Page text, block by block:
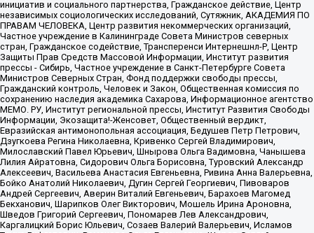
инициатив и социального партнерства, Гражданское действие, Центр
независимых социологических исследований, Сутяжник, АКАДЕМИЯ ПО
ПРАВАМ ЧЕЛОВЕКА, Центр развития некоммерческих организаций,
Частное учреждение в Калининграде Совета Министров северных
стран, Гражданское содействие, Трансперенси Интернешнл-Р, Центр
Защиты Прав Средств Массовой Информации, Институт развития
прессы - Сибирь, Частное учреждение в Санкт-Петербурге Совета
Министров Северных Стран, Фонд поддержки свободы прессы,
Гражданский контроль, Человек и Закон, Общественная комиссия по
сохранению наследия академика Сахарова, Информационное агентство
МЕМО. РУ, Институт региональной прессы, Институт Развития Свободы
Информации, Экозащита!-Женсовет, Общественный вердикт,
Евразийская антимонопольная ассоциация, Бедушев Петр Петрович,
Дзугкоева Регина Николаевна, Кривенко Сергей Владимирович,
Милославский Павел Юрьевич, Шнырова Ольга Вадимовна, Чанышева
Лилия Айратовна, Сидорович Ольга Борисовна, Туровский Александр
Алексеевич, Васильева Анастасия Евгеньевна, Ривина Анна Валерьевна,
Бойко Анатолий Николаевич, Дугин Сергей Георгиевич, Пивоваров
Андрей Сергеевич, Аверин Виталий Евгеньевич, Барахоев Магомед
Бекханович, Шарипков Олег Викторович, Мошель Ирина Ароновна,
Шведов Григорий Сергеевич, Пономарев Лев Александрович,
Каргалицкий Борис Юльевич, Созаев Валерий Валерьевич, Исламов